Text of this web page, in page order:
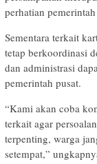
perhatian
Sementara terkait
tetap berkoordinasi
dan administrasi
pemerintah pusat.
“Kami akan coba
terkait agar
terpenting, warga
setempat,”